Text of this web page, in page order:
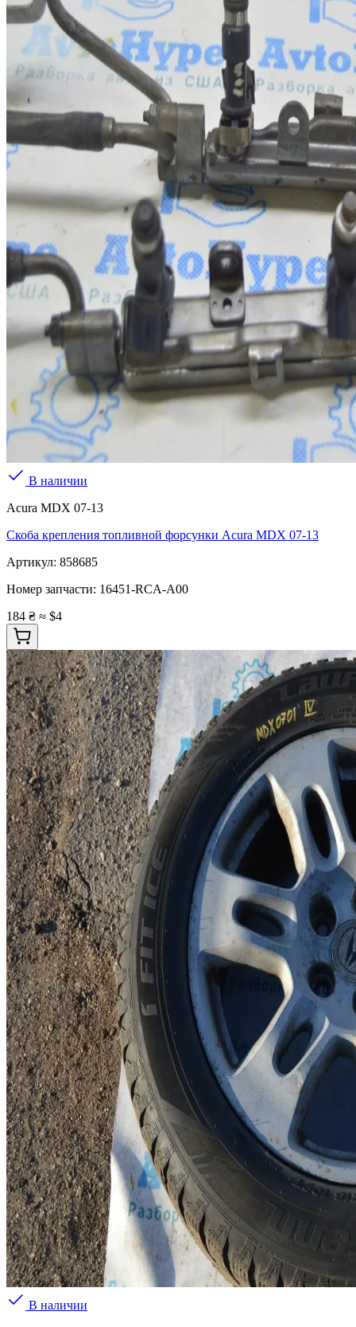
В наличии
Acura MDX 07-13
Скоба крепления топливной форсунки Acura MDX 07-13
Артикул: 858685
Номер запчасти: 16451-RCA-A00
184 ₴ ≈ $4
В наличии